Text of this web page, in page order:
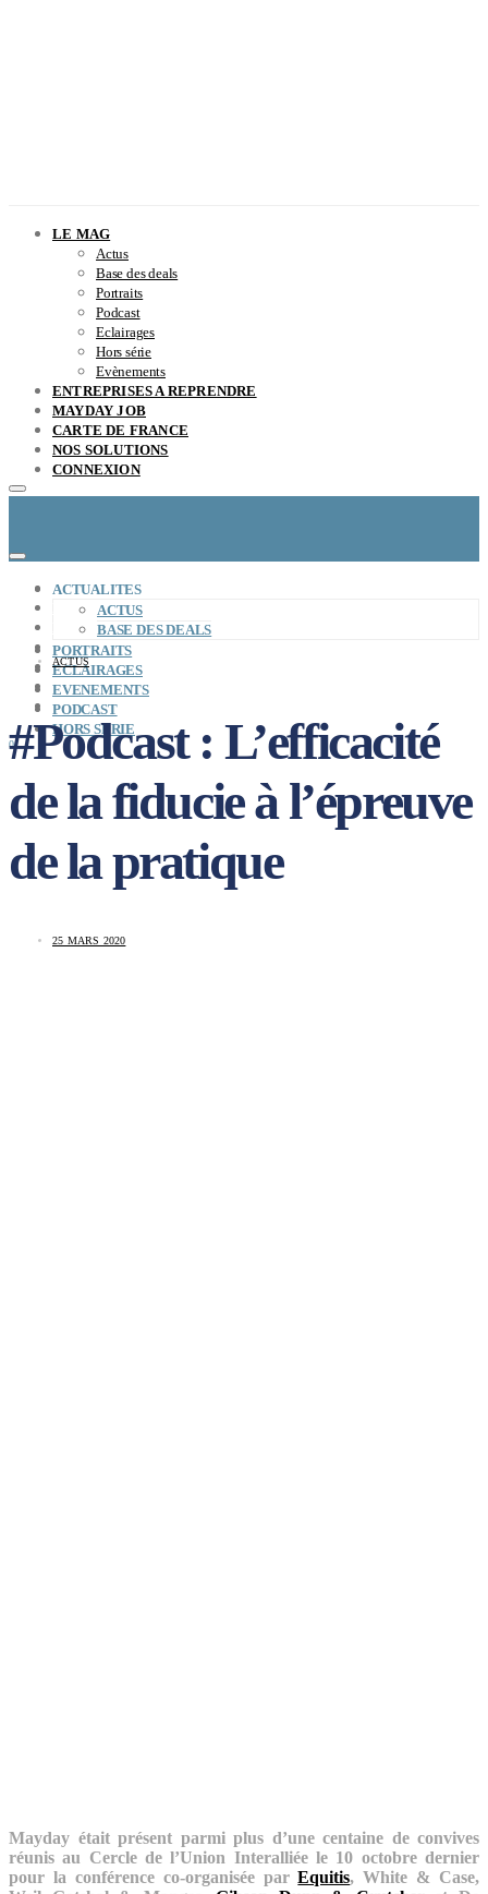
LE MAG
Actus
Base des deals
Portraits
Podcast
Eclairages
Hors série
Evènements
ENTREPRISES A REPRENDRE
MAYDAY JOB
CARTE DE FRANCE
NOS SOLUTIONS
CONNEXION
CONCEPT
LE MAG
ENTREPRISES A REPRENDRE
MAYDAY JOB
CARTE DE FRANCE
NOS SOLUTIONS
CONNEXION
0
ACTUALITES
ACTUS
BASE DES DEALS
PORTRAITS
ECLAIRAGES
EVENEMENTS
PODCAST
HORS SERIE
ACTUS
#Podcast : L’efficacité
de la fiducie à l’épreuve
de la pratique
25 MARS 2020
Mayday était présent parmi plus d’une centaine de convives
réunis au Cercle de l’Union Interalliée le 10 octobre dernier
pour la conférence co-organisée parEquitis, White & Case,